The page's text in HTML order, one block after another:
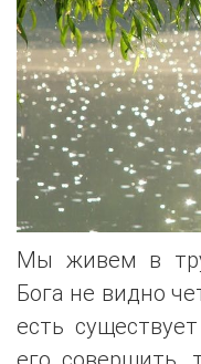
Мы живем в
Бога не видно
есть